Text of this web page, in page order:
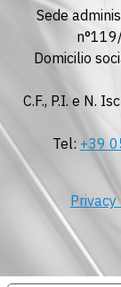
Sede
Domicilio
C.F., P.I. e N.
Tel: +39
Privacy